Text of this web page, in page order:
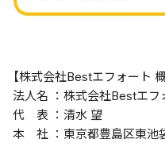
【株式会社Bestエフォート 概
法人名 ：株式会社Bestエフ
代 表 ：清水 望
本 社 ：東京都豊島区東池